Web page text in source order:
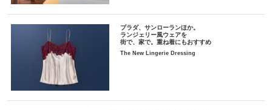
プラダ、サンローランほか。
ランジェリー風ウェアを
街で、家で。重ね着にもおすすめ
The New Lingerie Dressing